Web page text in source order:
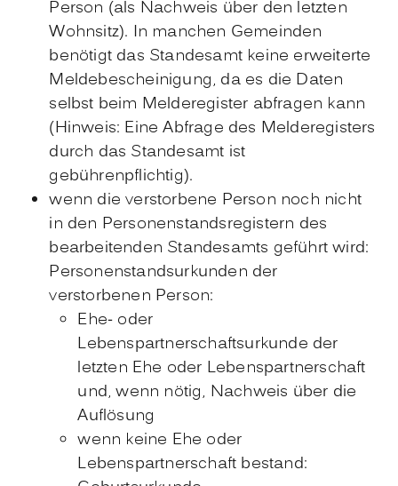
Person (als Nachweis über den letzten
Wohnsitz). In manchen Gemeinden
benötigt das Standesamt keine erweiterte
Meldebescheinigung, da es die Daten
selbst beim Melderegister abfragen kann
(Hinweis: Eine Abfrage des Melderegisters
durch das Standesamt ist
gebührenpflichtig).
wenn die verstorbene Person noch nicht
in den Personenstandsregistern des
bearbeitenden Standesamts geführt wird:
Personenstandsurkunden der
verstorbenen Person:
Ehe- oder
Lebenspartnerschaftsurkunde der
letzten Ehe oder Lebenspartnerschaft
und, wenn nötig, Nachweis über die
Auflösung
wenn keine Ehe oder
Lebenspartnerschaft bestand: